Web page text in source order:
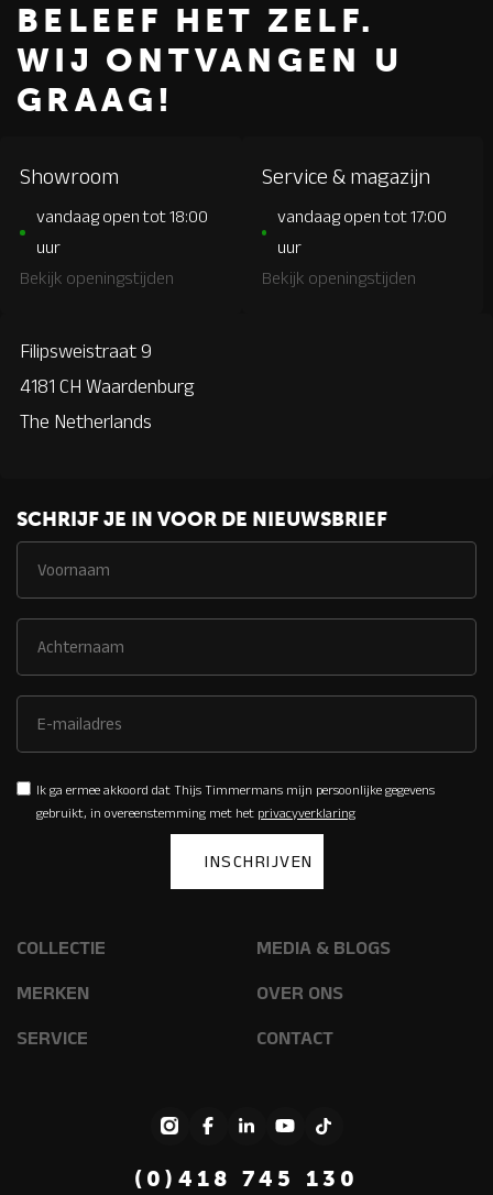
BELEEF HET ZELF.
WIJ ONTVANGEN U
GRAAG!
Showroom
vandaag open tot 18:00
uur
Bekijk openingstijden
Service & magazijn
vandaag open tot 17:00
uur
Bekijk openingstijden
Filipsweistraat 9
4181 CH Waardenburg
The Netherlands
SCHRIJF JE IN VOOR DE NIEUWSBRIEF
Ik ga ermee akkoord dat Thijs Timmermans mijn persoonlijke gegevens
gebruikt, in overeenstemming met het privacyverklaring
COLLECTIE
MERKEN
SERVICE
MEDIA & BLOGS
OVER ONS
CONTACT
(0)418 745 130